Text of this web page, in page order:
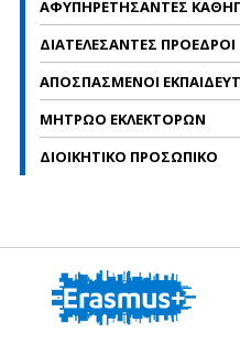
ΑΦΥΠΗΡΕΤΗΣΑΝΤΕΣ
ΔΙΑΤΕΛΕΣΑΝΤΕΣ ΠΡΟΕΔΡΟΙ
ΑΠΟΣΠΑΣΜΕΝΟΙ
ΜΗΤΡΩΟ ΕΚΛΕΚΤΟΡΩΝ
ΔΙΟΙΚΗΤΙΚΟ ΠΡΟΣΩΠΙΚΟ